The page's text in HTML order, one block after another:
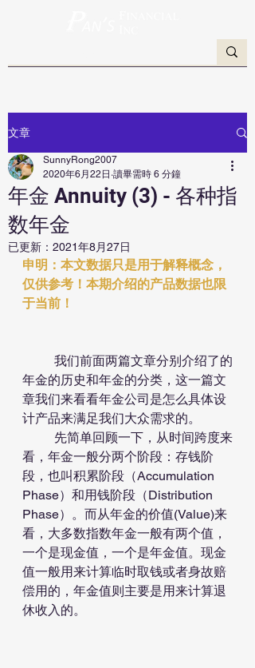
文章
年金 Annuity (3) - 各种指
数年金
SunnyRong2007
2020年6月22日 讀畢需時 6 分鐘
已更新： 2021年8月27日
申明：本文数据只是用于解释概念，
仅供参考！本期介绍的产品数据也限
于当前！
年金的历史和年金的分类，这一篇文
章我们来看看年金公司是怎么具体设
计产品来满足我们大众需求的。
看，年金一般分两个阶段：存钱阶
段，也叫积累阶段（Accumulation
Phase）和用钱阶段（Distribution
Phase）。而从年金的价值(Value)来
看，大多数指数年金一般有两个值，
一个是现金值，一个是年金值。现金
值一般用来计算临时取钱或者身故赔
偿用的，年金值则主要是用来计算退
休收入的。